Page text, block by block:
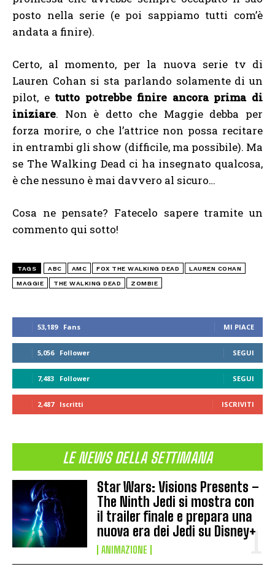
53,189 Fans MI PIACE
5,056 Follower SEGUI
7,483 Follower SEGUI
2,487 Iscritti ISCRIVITI
LE NEWS DELLA SETTIMANA
Star Wars: Visions Presents –
The Ninth Jedi si mostra con
il trailer finale e prepara una
nuova era dei Jedi su Disney+
ANIMAZIONE
posto nella serie (e poi sappiamo tutti com’è
andata a finire).
Certo, al momento, per la nuova serie tv di
Lauren Cohan si sta parlando solamente di un
pilot, e tutto potrebbe finire ancora prima di
iniziare. Non è detto che Maggie debba per
forza morire, o che l’attrice non possa recitare
in entrambi gli show (difficile, ma possibile). Ma
se The Walking Dead ci ha insegnato qualcosa,
è che nessuno è mai davvero al sicuro…
Cosa ne pensate? Fatecelo sapere tramite un
commento qui sotto!
TAGS ABC AMC FOX THE WALKING DEAD LAUREN COHAN
MAGGIE THE WALKING DEAD ZOMBIE